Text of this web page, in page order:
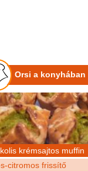
Orsi a konyhában
krémsajtos muffin
citromos frissítő